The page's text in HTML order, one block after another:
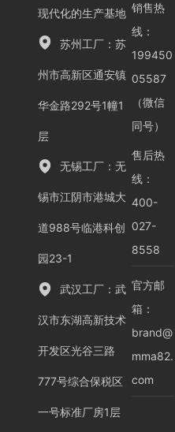
现代化的生产基地
苏州工厂：苏
州市高新区通安镇
华金路292号1幢1
层
无锡工厂：无
锡市江阴市港城大
道988号临港科创
园23-1
武汉工厂：武
汉市东湖高新技术
开发区光谷三路
777号综合保税区
一号标准厂房1层
销售热
线：
199450
05587
（微信
同号）
售后热
线：
400-
027-
8558
官方邮
箱：
brand@
mma82.
com